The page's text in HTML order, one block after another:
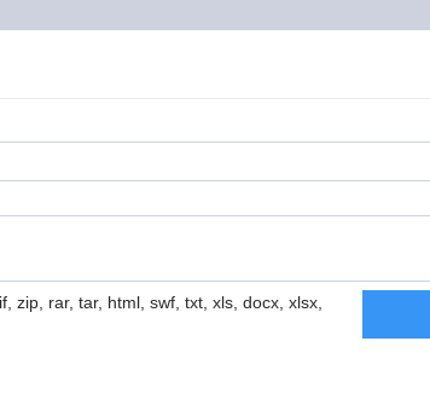
zip, rar, tar, html, swf, txt, xls, docx, xlsx,